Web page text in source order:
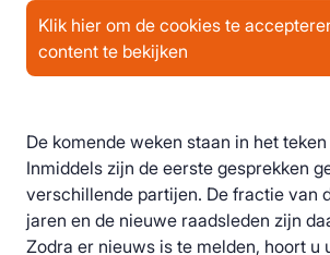
Klik hier om de cookies te
content te bekijken
De komende weken staan in het
Inmiddels zijn de eerste gesprekken
verschillende partijen. De fractie van
jaren en de nieuwe raadsleden zijn
Zodra er nieuws is te melden, hoort u